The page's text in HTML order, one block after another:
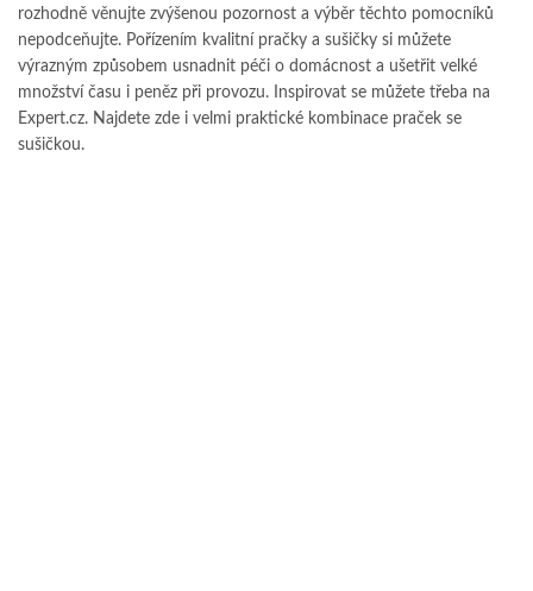
rozhodně věnujte zvýšenou pozornost a výběr těchto pomocníků
nepodceňujte. Pořízením kvalitní pračky a sušičky si můžete
výrazným způsobem usnadnit péči o domácnost a ušetřit velké
množství času i peněz při provozu. Inspirovat se můžete třeba na
Expert.cz. Najdete zde i velmi praktické kombinace praček se
sušičkou.